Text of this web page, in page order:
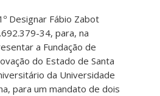
Designar Fábio Zabot
34, para, na
a Fundação de
do Estado de Santa
da Universidade
para um mandato de dois